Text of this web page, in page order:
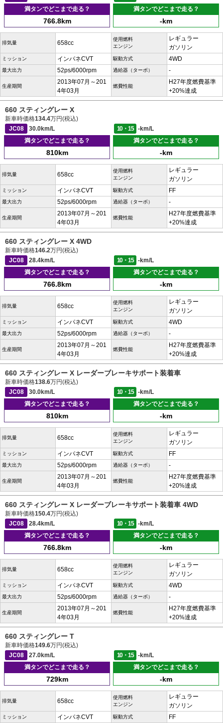
満タンでどこまで走る？
766.8km
満タンでどこまで走る？
-km
排気量 658cc
使用燃料
エンジン
レギュラー
ガソリン
ミッション インパネCVT 駆動方式 4WD
最大出力 52ps/6000rpm 過給器（ターボ） -
生産期間
2013年07月～201
4年03月
燃費性能
H27年度燃費基準
+20%達成
660 スティングレー X
新車時価格134.4万円(税込)
JC08
30.0km/L 10・15
-km/L
満タンでどこまで走る？
810km
満タンでどこまで走る？
-km
排気量 658cc
使用燃料
エンジン
レギュラー
ガソリン
ミッション インパネCVT 駆動方式 FF
最大出力 52ps/6000rpm 過給器（ターボ） -
生産期間
2013年07月～201
4年03月
燃費性能
H27年度燃費基準
+20%達成
660 スティングレー X 4WD
新車時価格146.2万円(税込)
JC08
28.4km/L 10・15
-km/L
満タンでどこまで走る？
766.8km
満タンでどこまで走る？
-km
排気量 658cc
使用燃料
エンジン
レギュラー
ガソリン
ミッション インパネCVT 駆動方式 4WD
最大出力 52ps/6000rpm 過給器（ターボ） -
生産期間
2013年07月～201
4年03月
燃費性能
H27年度燃費基準
+20%達成
660 スティングレー X レーダーブレーキサポート装着車
新車時価格138.6万円(税込)
JC08
30.0km/L 10・15
-km/L
満タンでどこまで走る？
810km
満タンでどこまで走る？
-km
排気量 658cc
使用燃料
エンジン
レギュラー
ガソリン
ミッション インパネCVT 駆動方式 FF
最大出力 52ps/6000rpm 過給器（ターボ） -
生産期間
2013年07月～201
4年03月
燃費性能
H27年度燃費基準
+20%達成
660 スティングレー X レーダーブレーキサポート装着車 4WD
新車時価格150.4万円(税込)
JC08
28.4km/L 10・15
-km/L
満タンでどこまで走る？
766.8km
満タンでどこまで走る？
-km
排気量 658cc
使用燃料
エンジン
レギュラー
ガソリン
ミッション インパネCVT 駆動方式 4WD
最大出力 52ps/6000rpm 過給器（ターボ） -
生産期間
2013年07月～201
4年03月
燃費性能
H27年度燃費基準
+20%達成
660 スティングレー T
新車時価格149.6万円(税込)
JC08
27.0km/L 10・15
-km/L
満タンでどこまで走る？
729km
満タンでどこまで走る？
-km
排気量 658cc
使用燃料
エンジン
レギュラー
ガソリン
ミッション インパネCVT 駆動方式 FF